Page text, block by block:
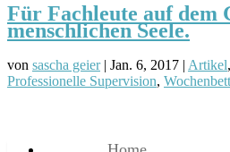
Für Fachleute auf dem
menschlichen Seele.
von sascha geier| Jan. 6, 2017 | Artikel,
Professionelle Supervision, Wochenbett